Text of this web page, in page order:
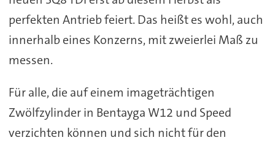
perfekten Antrieb feiert. Das heißt es wohl, auch
innerhalb eines Konzerns, mit zweierlei Maß zu
messen.
Für alle, die auf einem imageträchtigen
Zwölfzylinder in Bentayga W12 und Speed
verzichten können und sich nicht für den